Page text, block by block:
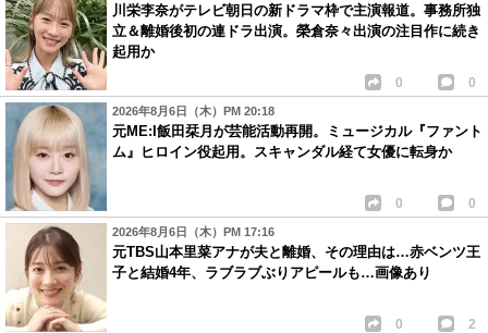
川栄李奈がテレビ朝日の新ドラマ枠で主演報道。事務所独
立＆離婚後初の連ドラ出演。榮倉奈々出演の注目作に続き
起用か
0 0
2026年8月6日（木）PM 20:18
元ME:I飯田栞月が芸能活動再開。ミュージカル『ファント
ム』ヒロイン役起用。スキャンダル経て女優に転身か
0 0
2026年8月6日（木）PM 17:16
元TBS山本里菜アナが夫と離婚、その理由は…赤ベンツ王
子と結婚4年、ラブラブぶりアピールも…画像あり
0 2